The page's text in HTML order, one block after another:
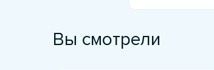
Вы смотрели